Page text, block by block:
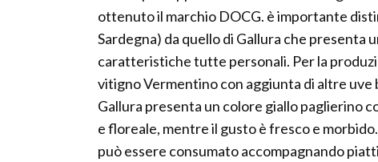
ottenuto il marchio DOCG. è importante
Sardegna) da quello di Gallura che presenta
caratteristiche tutte personali. Per la
vitigno Vermentino con aggiunta di altre
Gallura presenta un colore giallo paglierino
e floreale, mentre il gusto è fresco e
può essere consumato accompagnando